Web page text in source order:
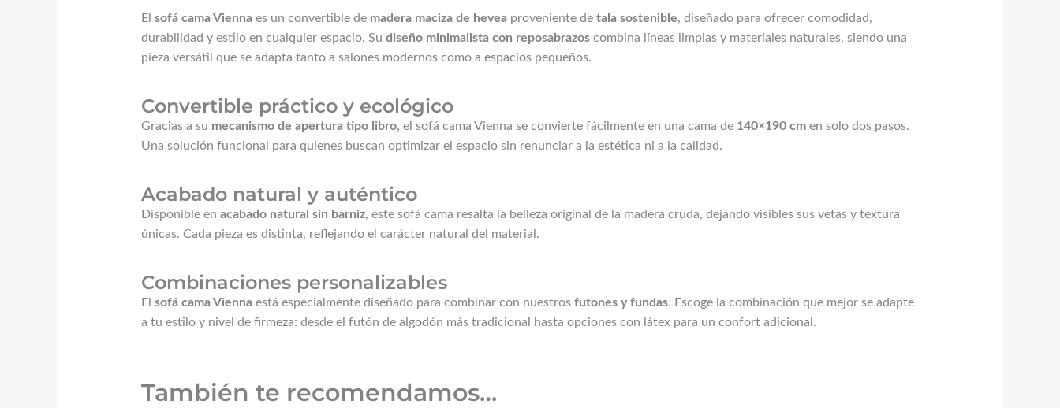
El sofá cama Viennaes un convertible de madera maciza de heveaproveniente de tala sostenible, diseñado para ofrecer comodidad,
durabilidad y estilo en cualquier espacio. Su diseño minimalista con reposabrazoscombina líneas limpias y materiales naturales, siendo una
pieza versátil que se adapta tanto a salones modernos como a espacios pequeños.
Convertible práctico y ecológico
Gracias a su mecanismo de apertura tipo libro, el sofá cama Vienna se convierte fácilmente en una cama de 140×190 cmen solo dos pasos.
Una solución funcional para quienes buscan optimizar el espacio sin renunciar a la estética ni a la calidad.
Acabado natural y auténtico
Disponible en acabado natural sin barniz, este sofá cama resalta la belleza original de la madera cruda, dejando visibles sus vetas y textura
únicas. Cada pieza es distinta, reflejando el carácter natural del material.
Combinaciones personalizables
El sofá cama Viennaestá especialmente diseñado para combinar con nuestros futones y fundas. Escoge la combinación que mejor se adapte
a tu estilo y nivel de firmeza: desde el futón de algodón más tradicional hasta opciones con látex para un confort adicional.
También te recomendamos…